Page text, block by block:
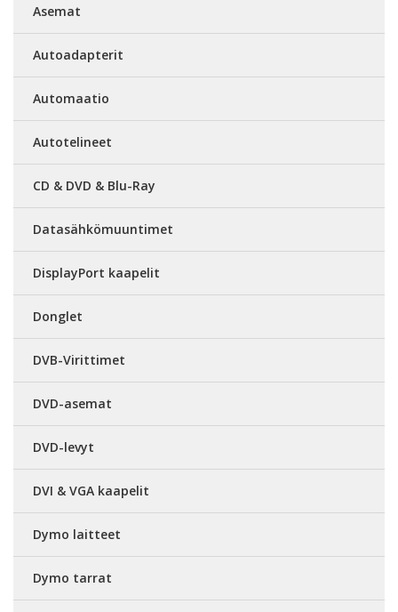
Asemat
Autoadapterit
Automaatio
Autotelineet
CD & DVD & Blu-Ray
Datasähkömuuntimet
DisplayPort kaapelit
Donglet
DVB-Virittimet
DVD-asemat
DVD-levyt
DVI & VGA kaapelit
Dymo laitteet
Dymo tarrat